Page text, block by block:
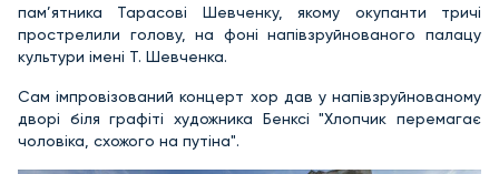
пам’ятника Тарасові Шевченку, якому окупанти тричі
прострелили голову, на фоні напівзруйнованого палацу
культури імені Т. Шевченка.
Сам імпровізований концерт хор дав у напівзруйнованому
дворі біля графіті художника Бенксі "Хлопчик перемагає
чоловіка, схожого на путіна".